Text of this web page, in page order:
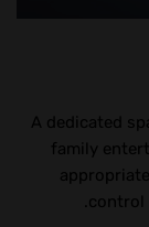
A dedicated
family
control